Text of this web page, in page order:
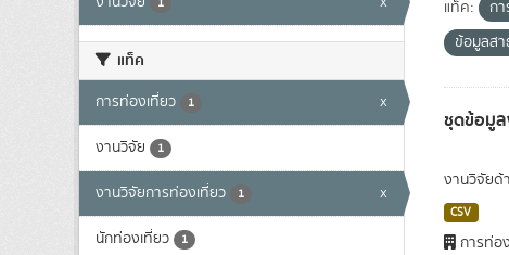
แท็ค
การท่องเที่ยว 1 x
งานวิจัย 1
งานวิจัยการท่องเที่ยว 1 x
นักท่องเที่ยว 1
แท็ค: ก
ข้อมูลส
ชุดข้อมู
งานวิจัยด้
CSV
การท่อง